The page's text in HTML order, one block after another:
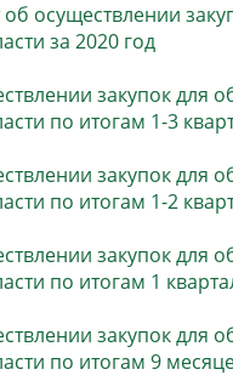
осуществлении
за 2020 год
закупок
по итогам 1-3
закупок
по итогам 1-2
закупок
по итогам 1
закупок
по итогам 9